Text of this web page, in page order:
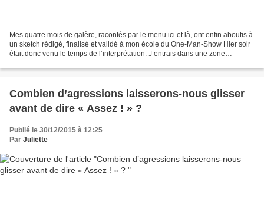
Mes quatre mois de galère, racontés par le menu ici et là, ont enfin aboutis à
un sketch rédigé, finalisé et validé à mon école du One-Man-Show Hier soir
était donc venu le temps de l’interprétation. J’entrais dans une zone
Combien d’agressions laisserons-nous glisser
avant de dire « Assez ! » ?
Publié le 30/12/2015 à 12:25
Par Juliette